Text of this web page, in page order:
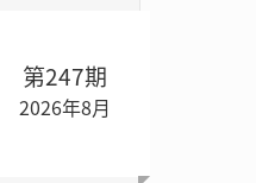
第247期
2026年8月